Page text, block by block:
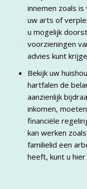
innemen zoals
uw arts of
u mogelijk
voorzieningen
advies kunt
Bekijk uw
hartfalen de
aanzienlijk
inkomen,
financiële
kan werken
familielid een
heeft, kunt u hier